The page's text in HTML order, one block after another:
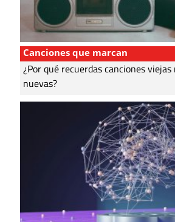
Canciones que marcan
¿Por qué recuerdas canciones
nuevas?